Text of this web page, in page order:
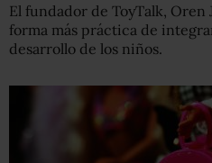
El fundador de ToyTalk, Oren
forma más práctica de
desarrollo de los niños.